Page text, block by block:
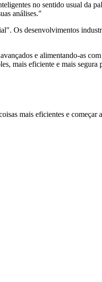
no sentido usual da
análises."
Os desenvolvimentos
e alimentando-as
mais eficiente e mais segura
mais eficientes e começar